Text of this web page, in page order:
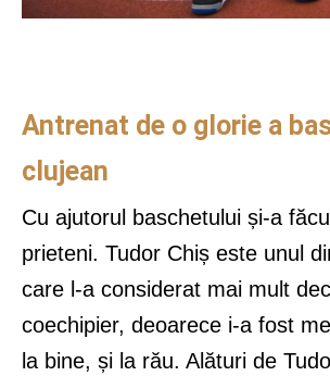
Antrenat de o glorie a
clujean
Cu ajutorul baschetului și-a
prieteni. Tudor Chiș este unul
care l-a considerat mai mult
coechipier, deoarece i-a fost
la bine, și la rău. Alături de